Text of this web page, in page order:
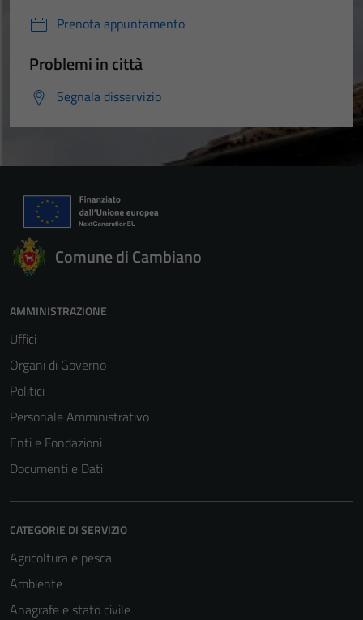
Prenota appuntamento
Problemi in città
Segnala disservizio
Comune di Cambiano
AMMINISTRAZIONE
Uffici
Organi di Governo
Politici
Personale Amministrativo
Enti e Fondazioni
Documenti e Dati
CATEGORIE DI SERVIZIO
Agricoltura e pesca
Ambiente
Anagrafe e stato civile